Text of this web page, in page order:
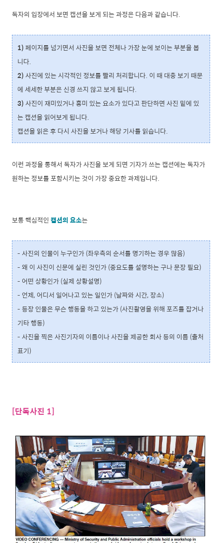
독자의 입장에서 보면 캡션을 보게 되는 과정은 다음과 같습니다.
1)페이지를 넘기면서 사진을 보면 전체나 가장 눈에 보이는 부분을 봅
니다.
2)사진에 있는 시각적인 정보를 빨리 처리합니다. 이 때 대충 보기 때문
에 세세한 부분은 신경 쓰지 않고 보게 됩니다.
3)사진이 재미있거나 흥미 있는 요소가 있다고 판단하면 사진 밑에 있
는 캡션을 읽어보게 됩니다.
캡션을 읽은 후 다시 사진을 보거나 해당 기사를 읽습니다.
이런 과정을 통해서 독자가 사진을 보게 되면 기자가 쓰는 캡션에는 독자가
원하는 정보를 포함시키는 것이 가장 중요한 과제입니다.
보통 핵심적인캡션의 요소는
- 사진의 인물이 누구인가 (좌우측의 순서를 명기하는 경우 많음)
- 왜 이 사진이 신문에 실린 것인가 (중요도를 설명하는 구나 문장 필요)
- 어떤 상황인가 (실제 상황설명)
- 언제, 어디서 일어나고 있는 일인가 (날짜와 시간, 장소)
- 등장 인물은 무슨 행동을 하고 있는가 (사진촬영을 위해 포즈를 잡거나
기타 행동)
- 사진을 찍은 사진기자의 이름이나 사진을 제공한 회사 등의 이름 (출처
표기)
[단독사진 1]